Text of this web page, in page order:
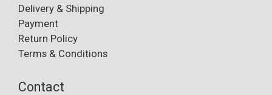
Delivery & Shipping
Payment
Return Policy
Terms & Conditions
Contact